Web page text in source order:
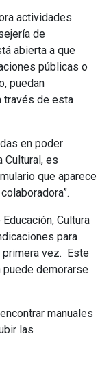
actividades
de
abierta a que
públicas o
puedan
través de esta
en poder
Cultural, es
que aparece
Cultura
para
primera vez. Este
demorarse
manuales
las